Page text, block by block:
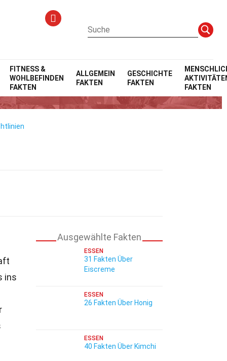
FITNESS &
WOHLBEFINDEN
FAKTEN
ALLGEMEIN
FAKTEN
GESCHICHTE
FAKTEN
FAKTEN
ins
Ausgewählte Fakten
ESSEN
31 Fakten Über
Eiscreme
ESSEN
26 Fakten Über Honig
ESSEN
40 Fakten Über Kimchi